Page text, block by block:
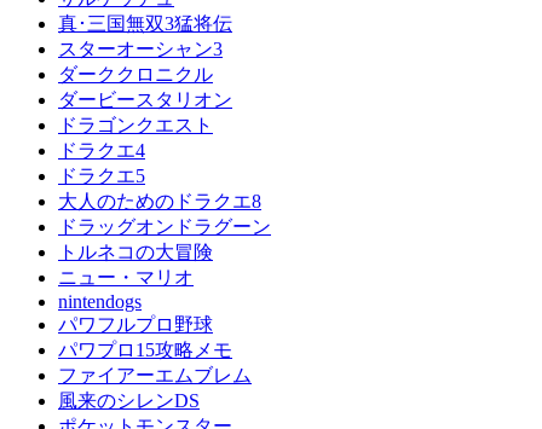
真･三国無双3猛将伝
スターオーシャン3
ダーククロニクル
ダービースタリオン
ドラゴンクエスト
ドラクエ4
ドラクエ5
大人のためのドラクエ8
ドラッグオンドラグーン
トルネコの大冒険
ニュー・マリオ
nintendogs
パワフルプロ野球
パワプロ15攻略メモ
ファイアーエムブレム
風来のシレンDS